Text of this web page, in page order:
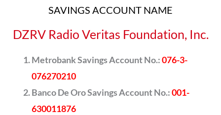
SAVINGS ACCOUNT NAME
DZRV Radio Veritas Foundation, Inc.
Metrobank Savings Account No.:076-3-
076270210
Banco De Oro Savings Account No.:001-
630011876